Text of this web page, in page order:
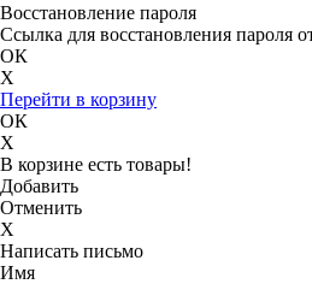
Восстановление пароля
Ссылка для восстановления пароля
ОК
X
Перейти в корзину
ОК
X
В корзине есть товары!
Добавить
Отменить
X
Написать письмо
Имя